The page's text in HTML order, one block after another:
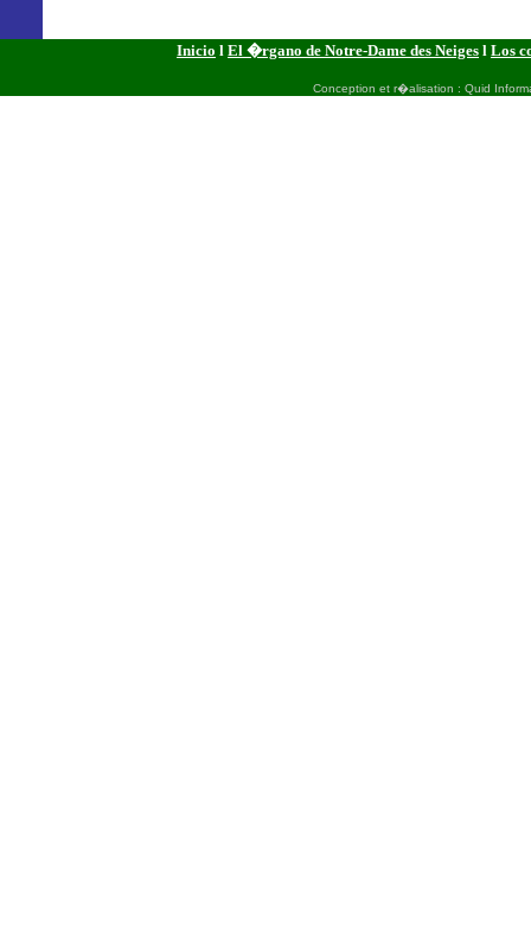
Inicio l El �rgano de Notre-Dame des Neiges l Los
Conception et r�alisation : Quid